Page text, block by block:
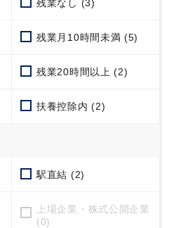
残業なし (3)
残業月10時間未満 (5)
残業20時間以上 (2)
扶養控除内 (2)
駅直結 (2)
上場企業・株式公開企業
(0)